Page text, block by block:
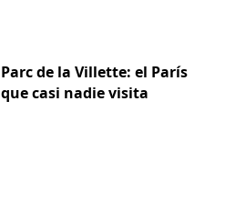
Parc de la Villette: el París
que casi nadie visita